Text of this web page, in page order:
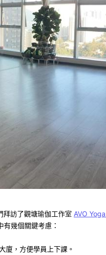
拜訪了觀塘瑜伽工作室 AVO
幾個關鍵考慮：
廈，方便學員上下課。